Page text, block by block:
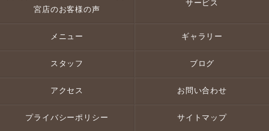
宮店のお客様の声
サービス
メニュー ギャラリー
スタッフ ブログ
アクセス お問い合わせ
プライバシーポリシー サイトマップ